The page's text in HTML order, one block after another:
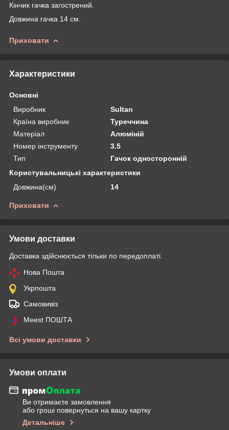
Кінчик гачка загострений.
Довжина гачка 14 см.
Приховати
Характеристики
Основні
Виробник
Sultan
Країна виробник
Туреччина
Матеріал
Алюміній
Номер інструменту
3.5
Тип
Гачок односторонній
Користувальницькі характеристики
Довжина(см)
14
Приховати
Умови доставки
Доставка здійснюється тільки по передоплаті.
Нова Пошта
Укрпошта
Самовивіз
Meest ПОШТА
Всі умови доставки
Умови оплати
Ви отримаєте замовлення
або гроші повернуться на вашу картку
Детальніше